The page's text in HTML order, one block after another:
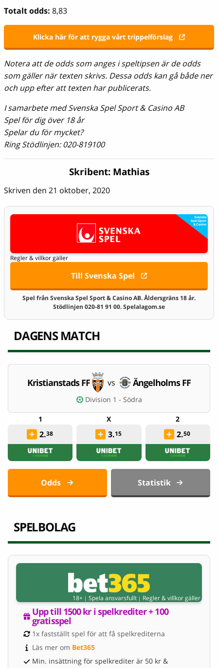
Totalt odds: 8,83
Klicka här för att rygga vårt trippelförslag
Notera att de odds som anges i speltipsen är de odds
som gäller när texten skrivs. Dessa odds kan gå både ner
och upp efter att texten har publicerats.
I samarbete med Svenska Spel Sport & Casino AB
Spel för dig över 18 år
Spelar du för mycket?
Ring Stödlinjen: 020-819100
Skribent: Mathias
Skriven den 21 oktober, 2020
Regler & villkor gäller
Till Svenska Spel
Spel från Svenska Spel Sport & Casino AB. Åldersgräns 18 år.
Stödlinjen 020-81 91 00. Spelalagom.se
DAGENS MATCH
Kristianstads FF vs Ängelholms FF
Division 1 - Södra
2.38 3.15 2.50
Odds Statistik
SPELBOLAG
18+ | Spela ansvarsfullt | Regler & villkor gäller
Upp till 1500 kr i spelkrediter + 100
gratisspel
1x fastställt spel för att få spelkrediterna
Läs mer om Bet365
Min. insättning för spelkrediter är 50 kr &